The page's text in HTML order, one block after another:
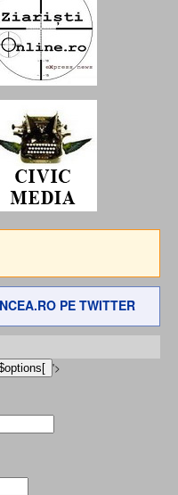
PE TWITTER
'>